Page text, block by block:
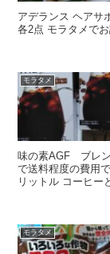
アデランス ヘアサ
各2点 モラタメで
モラタメ
味の素AGF ブレ
で送料程度の費用
リットル コーヒー
モラタメ